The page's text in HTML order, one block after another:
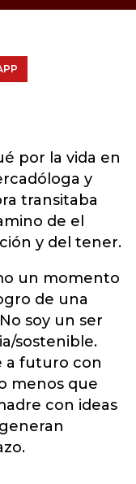
por la vida en
y
transitaba
de el
y del tener.
un momento
de una
soy un ser
sostenible.
a futuro con
menos que
con ideas